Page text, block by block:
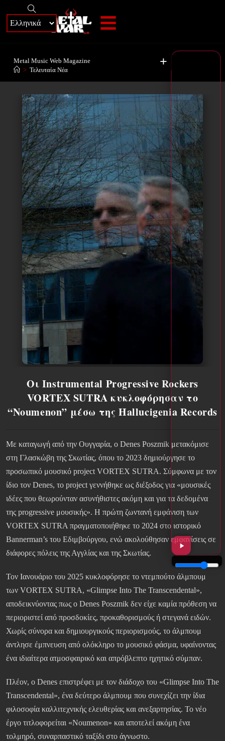
+
Metal Music Web Magazine
> Τελευταία Νέα
Οι Instrumental Progressive Rockers
VORTEX SUTRA κυκλοφόρησαν το
“Noumenon” μέσω της Hallucigenia Records
Με καταγωγή από την Ουγγαρία, ο Denes Poszmik μετακόμισε
στη Γλασκώβη της Σκωτίας, όπου το 2023 δημιούργησε το
προσωπικό μουσικό project VORTEX SUTRA. Σύμφωνα με τον
ίδιο τον Denes, το project γεννήθηκε ως διέξοδος για «μουσικές
ιδέες που θεωρούνταν ασυνήθιστες ακόμη και για τα δεδομένα
της progressive μουσικής». Η πρώτη ζωντανή εμφάνιση των
VORTEX SUTRA πραγματοποιήθηκε το 2024 στο ιστορικό
Bannerman’s του Εδιμβούργου, ενώ ακολούθησαν εμφανίσεις σε
διάφορες πόλεις της Αγγλίας και της Σκωτίας.
Τον Ιανουάριο του 2025 κυκλοφόρησε το ντεμπούτο άλμπουμ
των VORTEX SUTRA, «Glimpse Into The Transcendental»,
αποδεικνύοντας πως ο Denes Poszmik δεν είχε καμία πρόθεση να
περιοριστεί από προσδοκίες, προκαθορισμούς ή στεγανά ειδών.
Χωρίς σύνορα και δημιουργικούς περιορισμούς, το άλμπουμ
άντλησε έμπνευση από ολόκληρο το μουσικό φάσμα, υφαίνοντας
ένα ιδιαίτερα ατμοσφαιρικό και απρόβλεπτο ηχητικό σύμπαν.
Πλέον, ο Denes επιστρέφει με τον διάδοχο του «Glimpse Into The
Transcendental», ένα δεύτερο άλμπουμ που συνεχίζει την ίδια
φιλοσοφία καλλιτεχνικής ελευθερίας και ανεξαρτησίας. Το νέο
έργο τιτλοφορείται «Noumenon» και αποτελεί ακόμη ένα
τολμηρό, συναρπαστικό ταξίδι στο άγνωστο.